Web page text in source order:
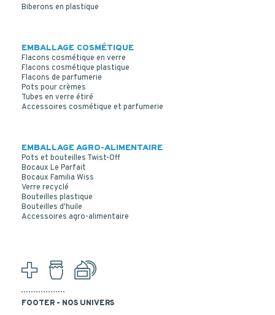
Biberons en plastique
EMBALLAGE COSMÉTIQUE
Flacons cosmétique en verre
Flacons cosmétique plastique
Flacons de parfumerie
Pots pour crèmes
Tubes en verre étiré
Accessoires cosmétique et parfumerie
EMBALLAGE AGRO-ALIMENTAIRE
Pots et bouteilles Twist-Off
Bocaux Le Parfait
Bocaux Familia Wiss
Verre recyclé
Bouteilles plastique
Bouteilles d'huile
Accessoires agro-alimentaire
FOOTER - NOS UNIVERS